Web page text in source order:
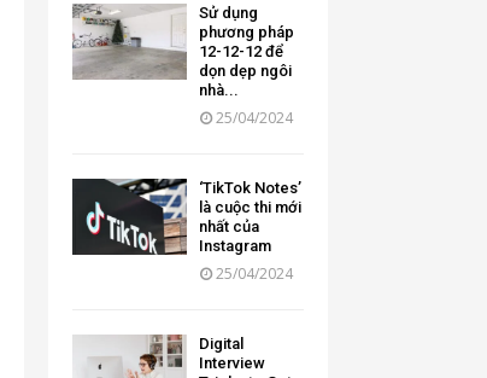
Sử dụng
phương pháp
12-12-12 để
dọn dẹp ngôi
nhà...
25/04/2024
‘TikTok Notes’
là cuộc thi mới
nhất của
Instagram
25/04/2024
Digital
Interview